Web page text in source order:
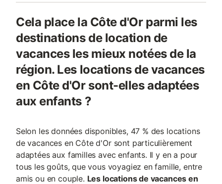
Cela place la Côte d'Or parmi les
destinations de location de
vacances les mieux notées de la
région. Les locations de vacances
en Côte d'Or sont-elles adaptées
aux enfants ?
Selon les données disponibles, 47 % des locations
de vacances en Côte d'Or sont particulièrement
adaptées aux familles avec enfants. Il y en a pour
tous les goûts, que vous voyagiez en famille, entre
amis ou en couple. Les locations de vacances en